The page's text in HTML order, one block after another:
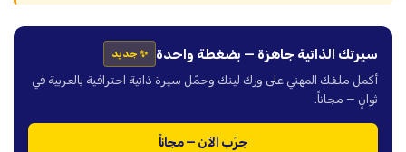
سيرتك الذاتية جاهزة — بضغطة واحدة ✨ جديد
أكمل ملفك المهني على ورك لينك وحمّل سيرة ذاتية احترافية بالعربية في
ثوانٍ — مجاناً.
جرّب الآن — مجاناً